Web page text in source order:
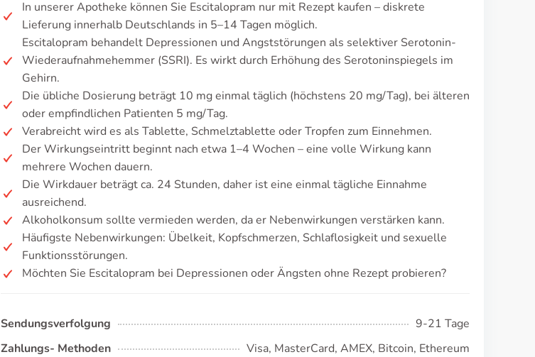
In unserer Apotheke können Sie Escitalopram nur mit Rezept kaufen – diskrete
Lieferung innerhalb Deutschlands in 5–14 Tagen möglich.
Escitalopram behandelt Depressionen und Angststörungen als selektiver Serotonin-
Wiederaufnahmehemmer (SSRI). Es wirkt durch Erhöhung des Serotoninspiegels im
Gehirn.
Die übliche Dosierung beträgt 10 mg einmal täglich (höchstens 20 mg/Tag), bei älteren
oder empfindlichen Patienten 5 mg/Tag.
Verabreicht wird es als Tablette, Schmelztablette oder Tropfen zum Einnehmen.
Der Wirkungseintritt beginnt nach etwa 1–4 Wochen – eine volle Wirkung kann
mehrere Wochen dauern.
Die Wirkdauer beträgt ca. 24 Stunden, daher ist eine einmal tägliche Einnahme
ausreichend.
Alkoholkonsum sollte vermieden werden, da er Nebenwirkungen verstärken kann.
Häufigste Nebenwirkungen: Übelkeit, Kopfschmerzen, Schlaflosigkeit und sexuelle
Funktionsstörungen.
Möchten Sie Escitalopram bei Depressionen oder Ängsten ohne Rezept probieren?
Sendungsverfolgung
9-21 Tage
Zahlungs- Methoden
Visa, MasterCard, AMEX, Bitcoin, Ethereum